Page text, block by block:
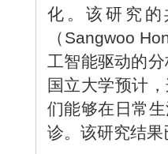
化。该研究的
（Sangwoo
工智能驱动的
国立大学预计
们能够在日常
诊。该研究结